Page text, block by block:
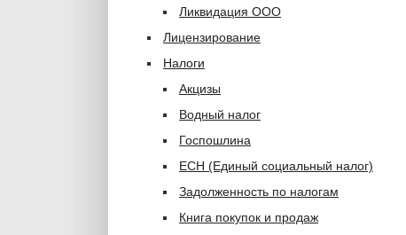
Ликвидация ООО
Лицензирование
Налоги
Акцизы
Водный налог
Госпошлина
ЕСН (Единый социальный налог)
Задолженность по налогам
Книга покупок и продаж